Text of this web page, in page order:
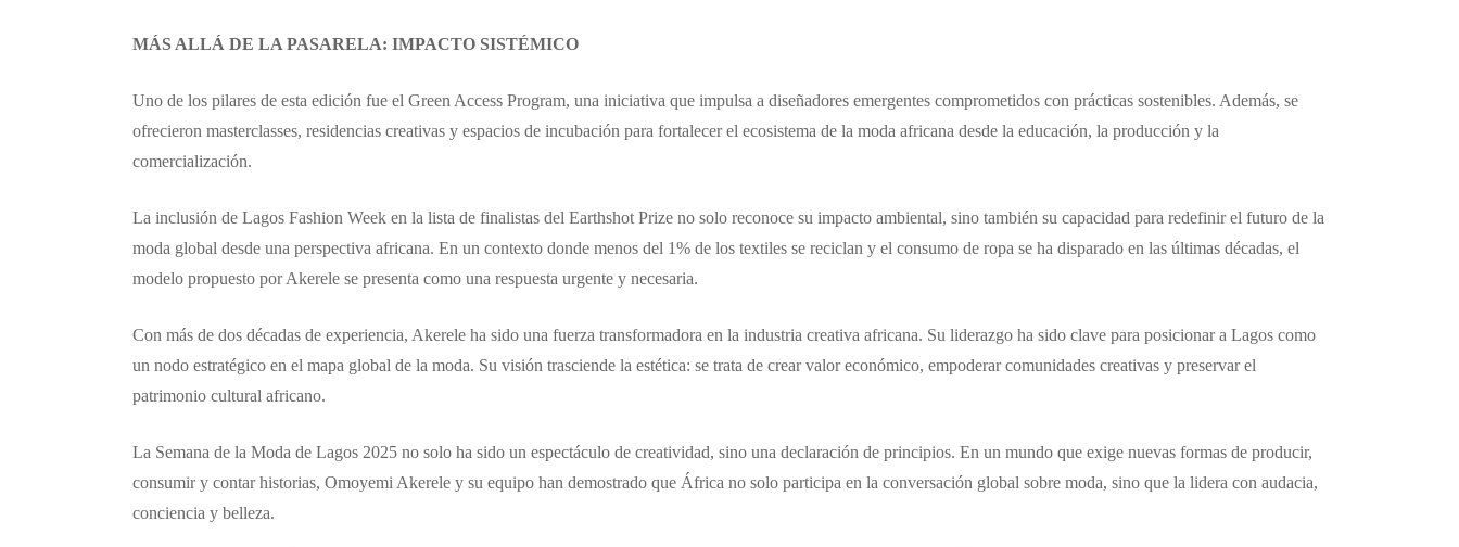
MÁS ALLÁ DE LA PASARELA: IMPACTO SISTÉMICO
Uno de los pilares de esta edición fue el Green Access Program, una iniciativa que impulsa a diseñadores emergentes comprometidos con prácticas sostenibles. Además, se
ofrecieron masterclasses, residencias creativas y espacios de incubación para fortalecer el ecosistema de la moda africana desde la educación, la producción y la
comercialización.
La inclusión de Lagos Fashion Week en la lista de finalistas del Earthshot Prize no solo reconoce su impacto ambiental, sino también su capacidad para redefinir el futuro de la
moda global desde una perspectiva africana. En un contexto donde menos del 1% de los textiles se reciclan y el consumo de ropa se ha disparado en las últimas décadas, el
modelo propuesto por Akerele se presenta como una respuesta urgente y necesaria.
Con más de dos décadas de experiencia, Akerele ha sido una fuerza transformadora en la industria creativa africana. Su liderazgo ha sido clave para posicionar a Lagos como
un nodo estratégico en el mapa global de la moda. Su visión trasciende la estética: se trata de crear valor económico, empoderar comunidades creativas y preservar el
patrimonio cultural africano.
La Semana de la Moda de Lagos 2025 no solo ha sido un espectáculo de creatividad, sino una declaración de principios. En un mundo que exige nuevas formas de producir,
consumir y contar historias, Omoyemi Akerele y su equipo han demostrado que África no solo participa en la conversación global sobre moda, sino que la lidera con audacia,
conciencia y belleza.